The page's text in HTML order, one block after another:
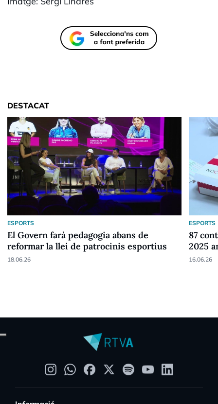
DESTACAT
ESPORTS
El Govern farà pedagogia abans de
reformar la llei de patrocinis esportius
18.06.26
ESPORTS
87
2025
16.06.26